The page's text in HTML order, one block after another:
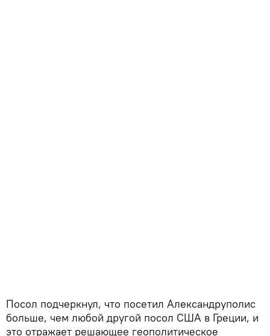
Посол подчеркнул, что посетил Александруполис
больше, чем любой другой посол США в Греции, и
это отражает решающее геополитическое